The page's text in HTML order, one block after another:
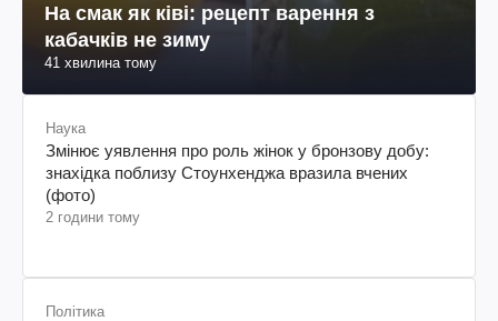
На смак як ківі: рецепт варення з
кабачків не зиму
41 хвилина тому
Наука
Змінює уявлення про роль жінок у бронзову добу:
знахідка поблизу Стоунхенджа вразила вчених
(фото)
2 години тому
Політика